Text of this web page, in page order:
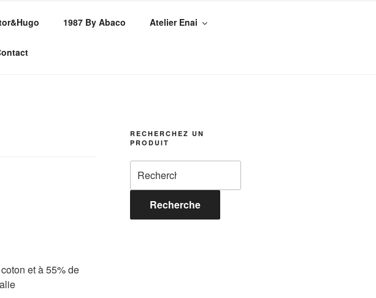
1987 By Abaco Atelier Enai
et à 55% de
RECHERCHEZ UN
PRODUIT
pour :
Recherche